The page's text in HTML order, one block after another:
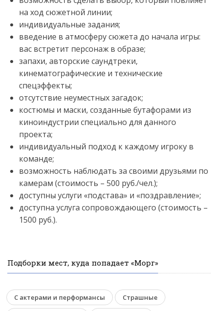
на ход сюжетной линии;
индивидуальные задания;
введение в атмосферу сюжета до начала игры:
вас встретит персонаж в образе;
запахи, авторские саундтреки,
кинематографические и технические
спецэффекты;
отсутствие неуместных загадок;
костюмы и маски, созданные бутафорами из
киноиндустрии специально для данного
проекта;
индивидуальный подход к каждому игроку в
команде;
возможность наблюдать за своими друзьями по
камерам (стоимость – 500 руб./чел.);
доступны услуги «подстава» и «поздравление»;
доступна услуга сопровождающего (стоимость –
1500 руб.).
Подборки мест, куда попадает «Морг»
С актерами и перформансы Страшные